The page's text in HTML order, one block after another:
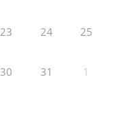
23 24 25
30 31 1